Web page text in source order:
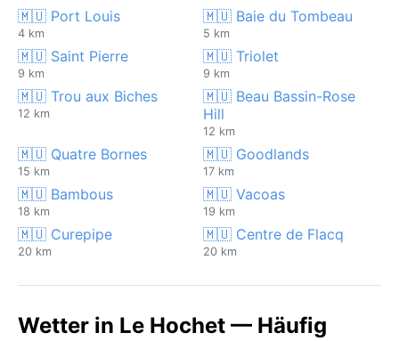
🇲🇺 Port Louis
4 km
🇲🇺 Baie du Tombeau
5 km
🇲🇺 Saint Pierre
9 km
🇲🇺 Triolet
9 km
🇲🇺 Trou aux Biches
12 km
🇲🇺 Beau Bassin-Rose
Hill
12 km
🇲🇺 Quatre Bornes
15 km
🇲🇺 Goodlands
17 km
🇲🇺 Bambous
18 km
🇲🇺 Vacoas
19 km
🇲🇺 Curepipe
20 km
🇲🇺 Centre de Flacq
20 km
Wetter in Le Hochet — Häufig